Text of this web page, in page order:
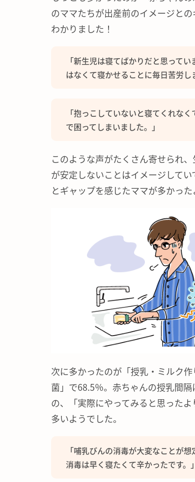
のママたちが出産前のイメージと
わかりました！
「新生児は寝てばかりだと思って
はなくて寝かせることに毎日苦労し
「抱っこしていないと寝てくれな
で困ってしまいました。」
このような声がたくさん寄せられ
が安定しないことはイメージしてい
とギャップを感じたママが多かった
次に多かったのが「授乳・ミルク
菌」で68.5％。赤ちゃんの授乳間
の、「実際にやってみると思った
多いようでした。
「哺乳びんの消毒が大変なことが
消毒は早く寝たくて辛かったです。」